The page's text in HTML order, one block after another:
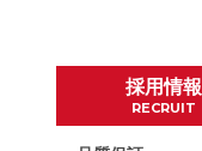
採用情報
RECRUIT